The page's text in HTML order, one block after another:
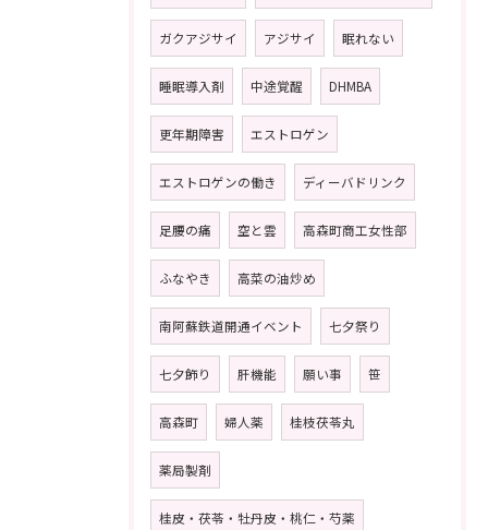
ガクアジサイ アジサイ 眠れない
睡眠導入剤 中途覚醒 DHMBA
更年期障害 エストロゲン
エストロゲンの働き ディーバドリンク
足腰の痛 空と雲 高森町商工女性部
ふなやき 高菜の油炒め
南阿蘇鉄道開通イベント 七夕祭り
七夕飾り 肝機能 願い事 笹
高森町 婦人薬 桂枝茯苓丸
薬局製剤
桂皮・茯苓・牡丹皮・桃仁・芍薬